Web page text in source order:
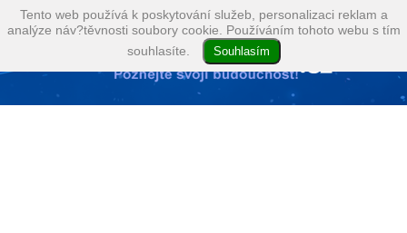
Tento web používá k poskytování služeb, personalizaci reklam a
analýze náv?těvnosti soubory cookie. Používáním tohoto webu s tím
souhlasíte.